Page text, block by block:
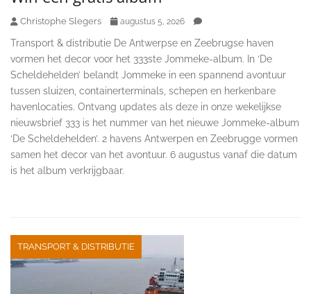
Christophe Slegers augustus 5, 2026
Transport & distributie De Antwerpse en Zeebrugse haven
vormen het decor voor het 333ste Jommeke-album. In ‘De
Scheldehelden’ belandt Jommeke in een spannend avontuur
tussen sluizen, containerterminals, schepen en herkenbare
havenlocaties. Ontvang updates als deze in onze wekelijkse
nieuwsbrief 333 is het nummer van het nieuwe Jommeke-album
‘De Scheldehelden’. 2 havens Antwerpen en Zeebrugge vormen
samen het decor van het avontuur. 6 augustus vanaf die datum
is het album verkrijgbaar.
TRANSPORT & DISTRIBUTIE